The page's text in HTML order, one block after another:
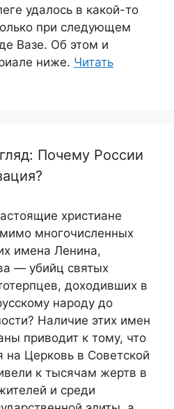
удалось в какой-то
при следующем
Вазе. Об этом и
ниже. Читать
Почему России
христиане
многочисленных
имена Ленина,
— убийц святых
доходивших в
народу до
Наличие этих имен
приводит к тому, что
на Церковь в Советской
к тысячам жертв в
и среди